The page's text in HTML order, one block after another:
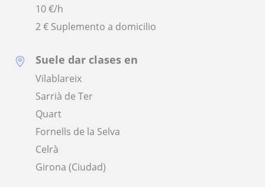
10€/h
2 € Suplemento a domicilio
Suele dar clases en
Vilablareix
Sarrià de Ter
Quart
Fornells de la Selva
Celrà
Girona (Ciudad)